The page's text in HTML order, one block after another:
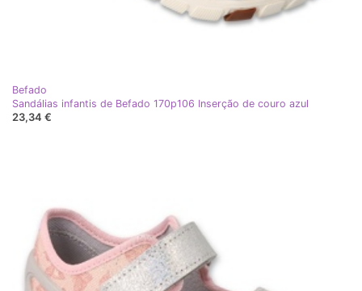
Befado
Sandálias infantis de Befado 170p106 Inserção de couro azul
23,34 €